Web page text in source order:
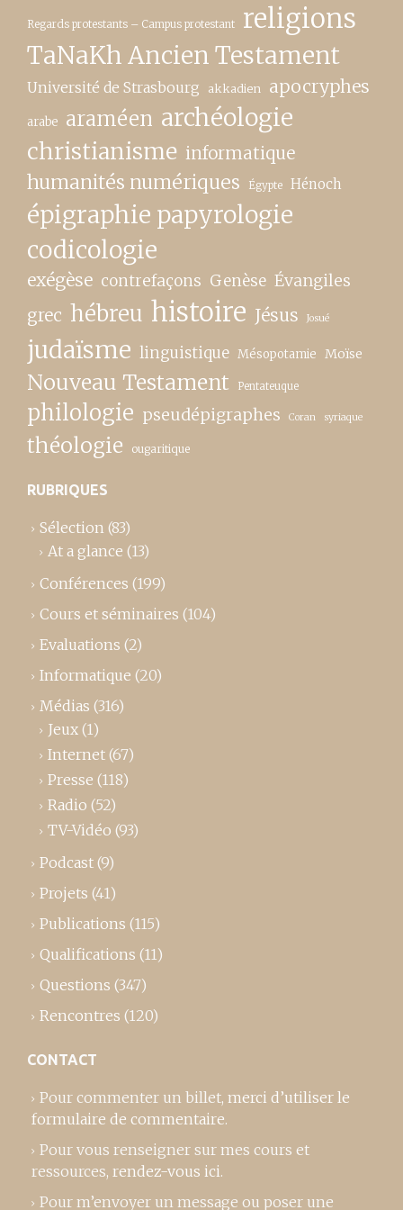
Regards protestants – Campus protestant religions
TaNaKh Ancien Testament
Université de Strasbourg akkadien apocryphes
arabe araméen archéologie
christianisme informatique
humanités numériques Égypte Hénoch
épigraphie papyrologie
codicologie
exégèse contrefaçons Genèse Évangiles
grec hébreu histoire Jésus Josué
judaïsme linguistique Mésopotamie Moïse
Nouveau Testament Pentateuque
philologie pseudépigraphes Coran syriaque
théologie ougaritique
RUBRIQUES
Sélection (83)
At a glance (13)
Conférences (199)
Cours et séminaires (104)
Evaluations (2)
Informatique (20)
Médias (316)
Jeux (1)
Internet (67)
Presse (118)
Radio (52)
TV-Vidéo (93)
Podcast (9)
Projets (41)
Publications (115)
Qualifications (11)
Questions (347)
Rencontres (120)
CONTACT
Pour commenter un billet, merci d’utiliser le
formulaire de commentaire.
Pour vous renseigner sur mes cours et
ressources, rendez-vous ici.
Pour m’envoyer un message ou poser une